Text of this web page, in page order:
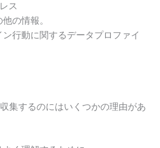
ス
の情報。
行動に関するデータプロファイ
集するのにはいくつかの理由があ